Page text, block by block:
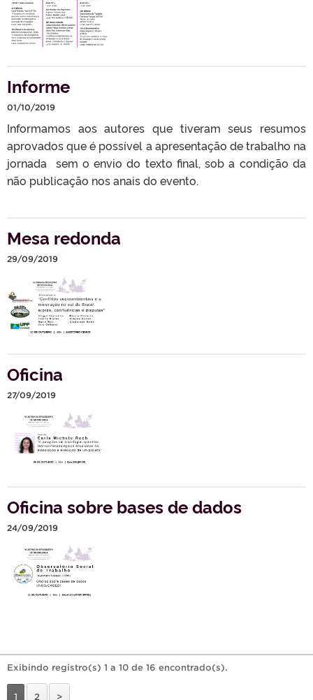
Informe
01/10/2019
Informamos aos autores que tiveram seus resumos
aprovados que é possível a apresentação de trabalho na
jornada sem o envio do texto final, sob a condição da
não publicação nos anais do evento.
Mesa redonda
29/09/2019
Oficina
27/09/2019
Oficina sobre bases de dados
24/09/2019
Exibindo registro(s) 1 a 10 de 16 encontrado(s).
1 2 >